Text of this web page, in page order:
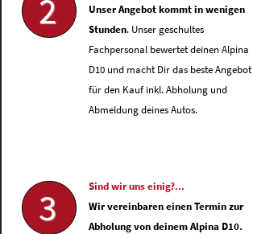
2
Unser Angebot kommt in wenigen
Stunden. Unser geschultes
Fachpersonal bewertet deinen Alpina
D10 und macht Dir das beste Angebot
für den Kauf inkl. Abholung und
Abmeldung deines Autos.
3
Sind wir uns einig?...
Wir vereinbaren einen Termin zur
Abholung von deinem Alpina D10.